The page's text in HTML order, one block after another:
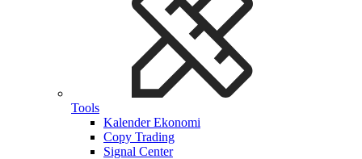
Tools
Kalender Ekonomi
Copy Trading
Signal Center